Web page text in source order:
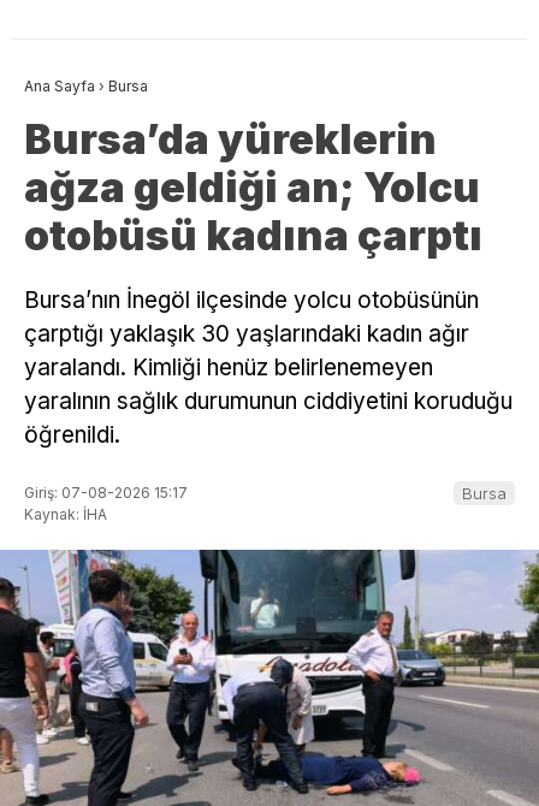
Ana Sayfa › Bursa
Bursa’da yüreklerin
ağza geldiği an; Yolcu
otobüsü kadına çarptı
Bursa’nın İnegöl ilçesinde yolcu otobüsünün
çarptığı yaklaşık 30 yaşlarındaki kadın ağır
yaralandı. Kimliği henüz belirlenemeyen
yaralının sağlık durumunun ciddiyetini koruduğu
öğrenildi.
Giriş: 07-08-2026 15:17
Kaynak: İHA
Bursa